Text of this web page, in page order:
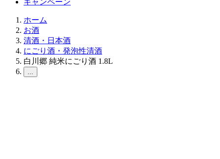
キャンペーン
ホーム
お酒
清酒・日本酒
にごり酒・発泡性清酒
白川郷 純米にごり酒 1.8L
...